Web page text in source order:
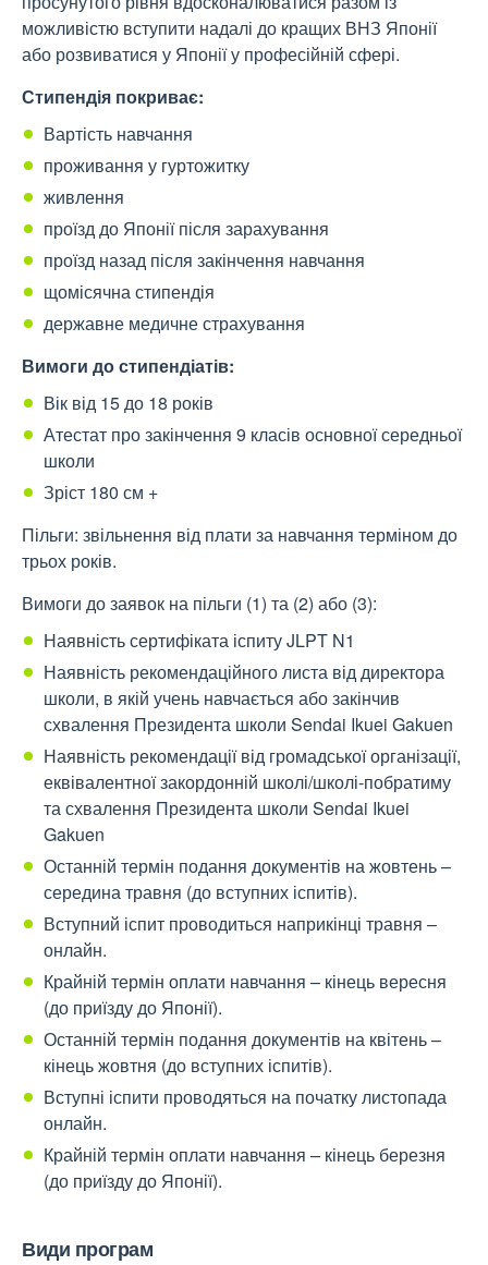
можливістю вступити надалі до кращих ВНЗ Японії
або розвиватися у Японії у професійній сфері.
Стипендія покриває:
Вартість навчання
проживання у гуртожитку
живлення
проїзд до Японії після зарахування
проїзд назад після закінчення навчання
щомісячна стипендія
державне медичне страхування
Вимоги до стипендіатів:
Вік від 15 до 18 років
Атестат про закінчення 9 класів основної середньої
школи
Зріст 180 см +
Пільги: звільнення від плати за навчання терміном до
трьох років.
Вимоги до заявок на пільги (1) та (2) або (3):
Наявність сертифіката іспиту JLPT N1
Наявність рекомендаційного листа від директора
школи, в якій учень навчається або закінчив
схвалення Президента школи Sendai Ikuei Gakuen
Наявність рекомендації від громадської організації,
еквівалентної закордонній школі/школі-побратиму
та схвалення Президента школи Sendai Ikuei
Gakuen
Останній термін подання документів на жовтень –
середина травня (до вступних іспитів).
Вступний іспит проводиться наприкінці травня –
онлайн.
Крайній термін оплати навчання – кінець вересня
(до приїзду до Японії).
Останній термін подання документів на квітень –
кінець жовтня (до вступних іспитів).
Вступні іспити проводяться на початку листопада
онлайн.
Крайній термін оплати навчання – кінець березня
(до приїзду до Японії).
Види програм